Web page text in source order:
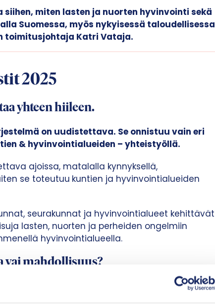
miten lasten ja nuorten hyvinvointi sekä
Suomessa, myös nykyisessä taloudellisessa
toimitusjohtaja Katri Vataja.
2025
yhteen hiileen.
on uudistettava. Se onnistuu vain eri
& hyvinvointialueiden – yhteistyöllä.
ajoissa, matalalla kynnyksellä,
se toteutuu kuntien ja hyvinvointialueiden
seurakunnat ja hyvinvointialueet kehittävät
lasten, nuorten ja perheiden ongelmiin
hyvinvointialueella.
vai mahdollisuus?
lapsiin ja nuoriin sekä otettava nämä